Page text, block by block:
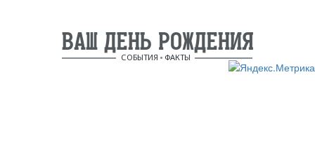
ВАШ ДЕНЬ РОЖДЕНИЯ
СОБЫТИЯ ФАКТЫ